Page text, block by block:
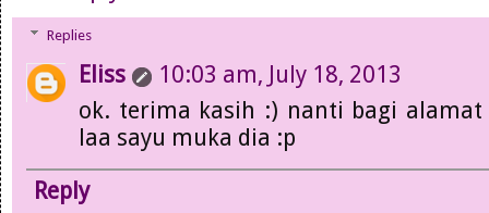
Replies
Eliss
10:03 am, July 18, 2013
ok. terima kasih :) nanti bagi
laa sayu muka dia :p
Reply